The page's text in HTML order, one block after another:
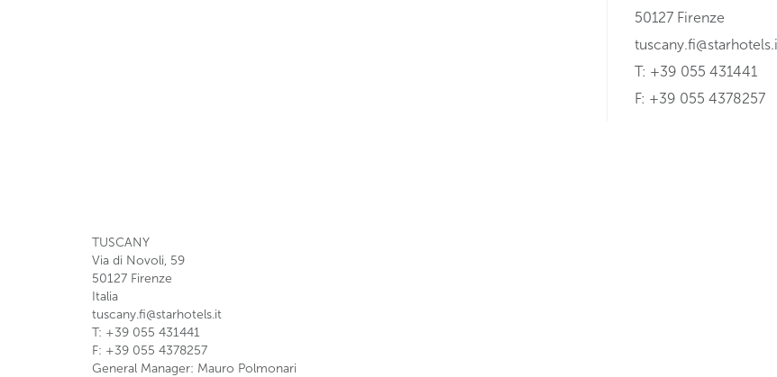
50127 Firenze
T: +39 055 431441
F: +39 055 4378257
TUSCANY
Via di Novoli, 59
50127 Firenze
Italia
tuscany.fi@starhotels.it
T: +39 055 431441
F: +39 055 4378257
General Manager: Mauro Polmonari